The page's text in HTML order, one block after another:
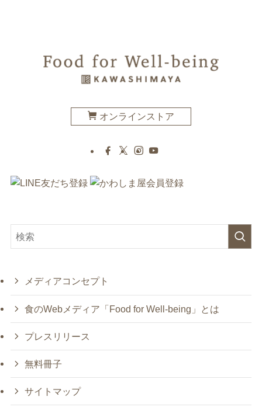
オンラインストア
メディアコンセプト
食のWebメディア「Food for Well-being」とは
プレスリリース
無料冊子
サイトマップ